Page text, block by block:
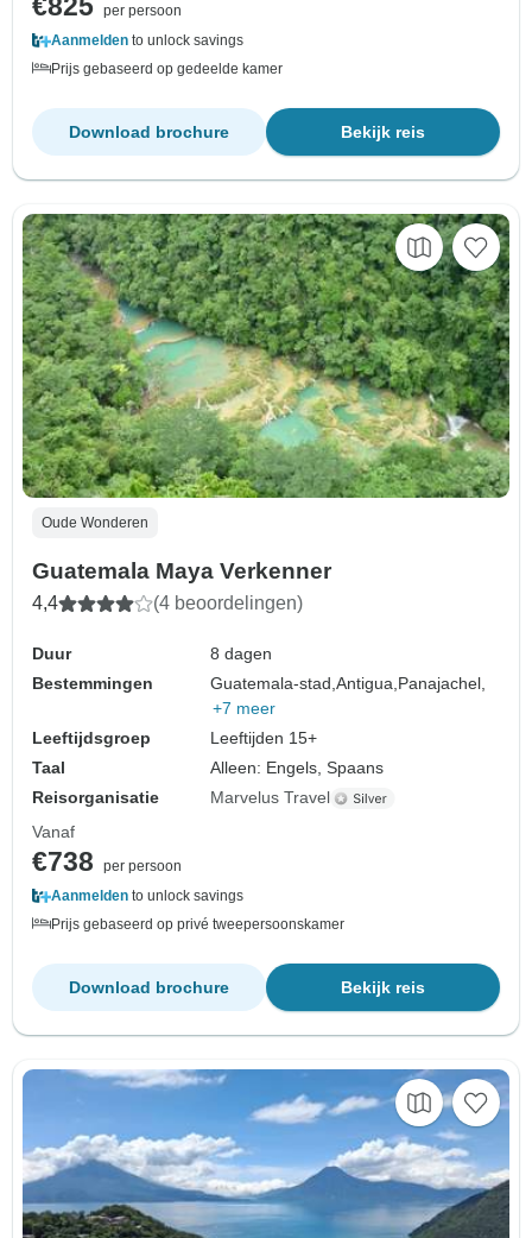
per persoon
Aanmelden to unlock savings
Prijs gebaseerd op gedeelde kamer
Bekijk reis
Download brochure
Oude Wonderen
Guatemala Maya Verkenner
4,4 (4 beoordelingen)
Duur
8 dagen
Bestemmingen
Guatemala-stad,Antigua, Panajachel,
+7 meer
Leeftijdsgroep
Leeftijden 15+
Taal
Alleen: Engels, Spaans
Reisorganisatie
Marvelus Travel
Vanaf
€738
per persoon
Aanmelden to unlock savings
Prijs gebaseerd op privé tweepersoonskamer
Bekijk reis
Download brochure